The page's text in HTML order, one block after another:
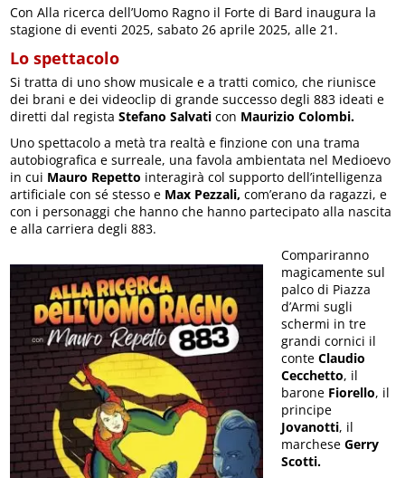
Con Alla ricerca dell’Uomo Ragno il Forte di Bard inaugura la
stagione di eventi 2025, sabato 26 aprile 2025, alle 21.
Lo spettacolo
Si tratta di uno show musicale e a tratti comico, che riunisce
dei brani e dei videoclip di grande successo degli 883 ideati e
diretti dal registaStefano Salvati con Maurizio Colombi.
Uno spettacolo a metà tra realtà e finzione con una trama
autobiografica e surreale, una favola ambientata nel Medioevo
in cui Mauro Repetto interagirà col supporto dell’intelligenza
artificiale con sé stesso e Max Pezzali,com’erano da ragazzi, e
con i personaggi che hanno che hanno partecipato alla nascita
e alla carriera degli 883.
Compariranno
magicamente sul
palco di Piazza
d’Armi sugli
schermi in tre
grandi cornici il
conteClaudio
Cecchetto, il
barone Fiorello, il
principe
Jovanotti, il
marcheseGerry
Scotti.